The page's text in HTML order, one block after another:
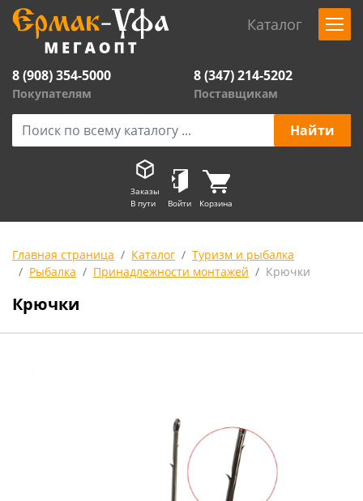
Каталог
8 (908) 354-5000
Покупателям
8 (347) 214-5202
Поставщикам
Заказы
В пути
Войти Корзина
Главная страница Каталог
Туризм и рыбалка
Рыбалка
Принадлежности монтажей Крючки
Крючки